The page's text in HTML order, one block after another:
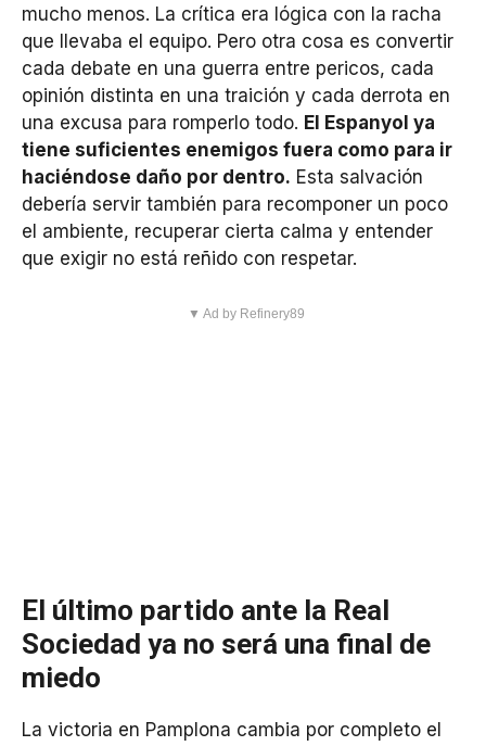
mucho menos. La crítica era lógica con la racha
que llevaba el equipo. Pero otra cosa es convertir
cada debate en una guerra entre pericos, cada
opinión distinta en una traición y cada derrota en
una excusa para romperlo todo. El Espanyol ya
tiene suficientes enemigos fuera como para ir
haciéndose daño por dentro. Esta salvación
debería servir también para recomponer un poco
el ambiente, recuperar cierta calma y entender
que exigir no está reñido con respetar.
▼ Ad by Refinery89
El último partido ante la Real
Sociedad ya no será una final de
miedo
La victoria en Pamplona cambia por completo el